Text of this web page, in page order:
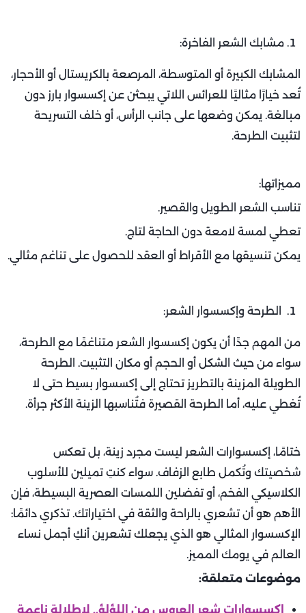
مشابك الشعر الفاخرة:
المشابك الكبيرة أو المتوسطة، المرصعة بالكريستال أو الأحجار،
تُعد خيارًا مثاليًا للعرائس اللاتي يبحثن عن إكسسوار بارز دون
مبالغة. يمكن وضعها على جانب الرأس، أو خلف التسريحة
لتثبيت الطرحة.
مميزاتها:
تناسب الشعر الطويل والقصير.
تعطي لمسة لامعة دون الحاجة لتاج.
يمكن تنسيقها مع الأقراط أو العقد للحصول على تناغم مثالي.
الطرحة وإكسسوار الشعر:
من المهم جدًا أن يكون إكسسوار الشعر متناغمًا مع الطرحة،
سواء من حيث الشكل أو الحجم أو مكان التثبيت. الطرحة
الطويلة المزينة بالتطريز تحتاج إلى إكسسوار بسيط حتى لا
تُغطي عليه، أما الطرحة القصيرة فتُناسبها الزينة الأكثر جرأة.
ختامًا، إكسسوارات الشعر ليست مجرد زينة، بل تعكس
شخصيتك وتُكمل طابع الزفاف. سواء كنتِ تميلين للأسلوب
الكلاسيكي الفخم، أو تفضلين اللمسات العصرية البسيطة، فإن
الأهم هو أن تشعري بالراحة والثقة في اختياراتك. تذكري دائمًا:
الإكسسوار المثالي هو الذي يجعلك تشعرين أنكِ أجمل نساء
العالم في يومك المميز.
موضوعات متعلقة:
اكسسوارات شعر العروس من اللؤلؤ.. لإطلالة ناعمة